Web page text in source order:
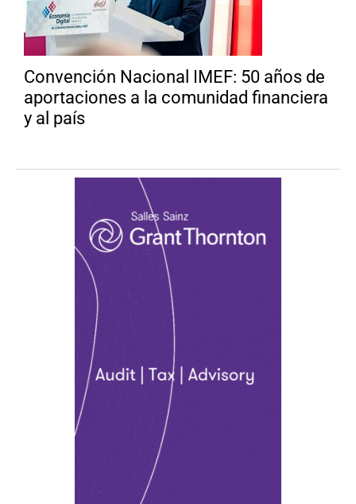
Convención Nacional IMEF: 50 años de
aportaciones a la comunidad financiera
y al país